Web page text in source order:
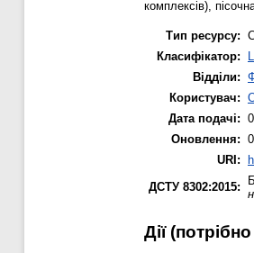
комплексів),
Тип ресурсу:
Класифікатор:
Відділи:
Користувач:
Дата подачі:
Оновлення:
URI:
ДСТУ 8302:2015:
Дії